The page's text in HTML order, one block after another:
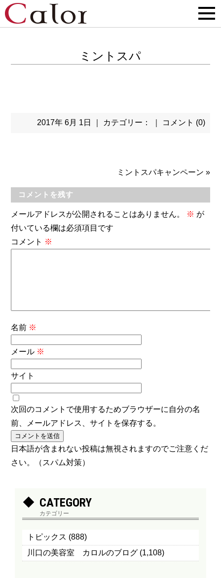
ミントスパ
2017年 6月 1日 ｜ カテゴリー： ｜ コメント (0)
ミントスパキャンペーン »
コメントを残す
メールアドレスが公開されることはありません。 ※ が
付いている欄は必須項目です
コメント ※
名前 ※
メール ※
サイト
次回のコメントで使用するためブラウザーに自分の名
前、メールアドレス、サイトを保存する。
日本語が含まれない投稿は無視されますのでご注意くだ
さい。（スパム対策）
CATEGORY
カテゴリー
トピックス (888)
川口の美容室 カロルのブログ (1,108)